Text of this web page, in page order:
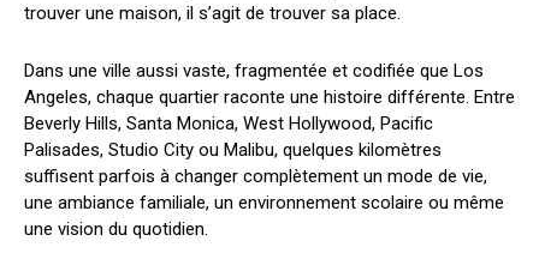
trouver une maison, il s’agit de trouver sa place.
Dans une ville aussi vaste, fragmentée et codifiée que Los
Angeles, chaque quartier raconte une histoire différente. Entre
Beverly Hills, Santa Monica, West Hollywood, Pacific
Palisades, Studio City ou Malibu, quelques kilomètres
suffisent parfois à changer complètement un mode de vie,
une ambiance familiale, un environnement scolaire ou même
une vision du quotidien.